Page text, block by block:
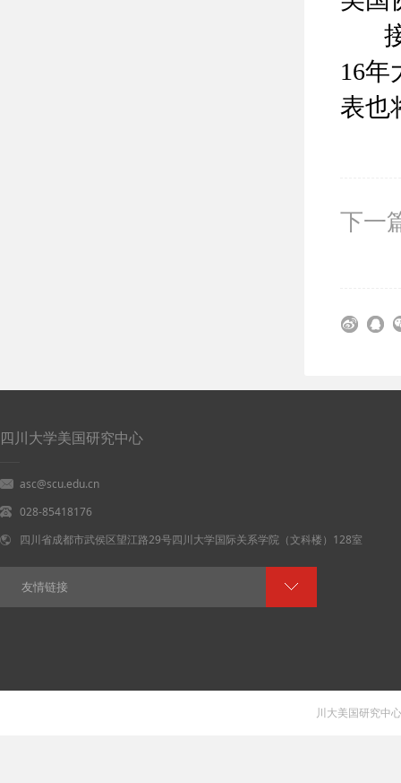
接
16年
表也
下一
四川大学美国研究中心
asc@scu.edu.cn
028-85418176
四川省成都市武侯区望江路29号四川大学国际关系学院（文科楼）128室
友情链接
川大美国研究中